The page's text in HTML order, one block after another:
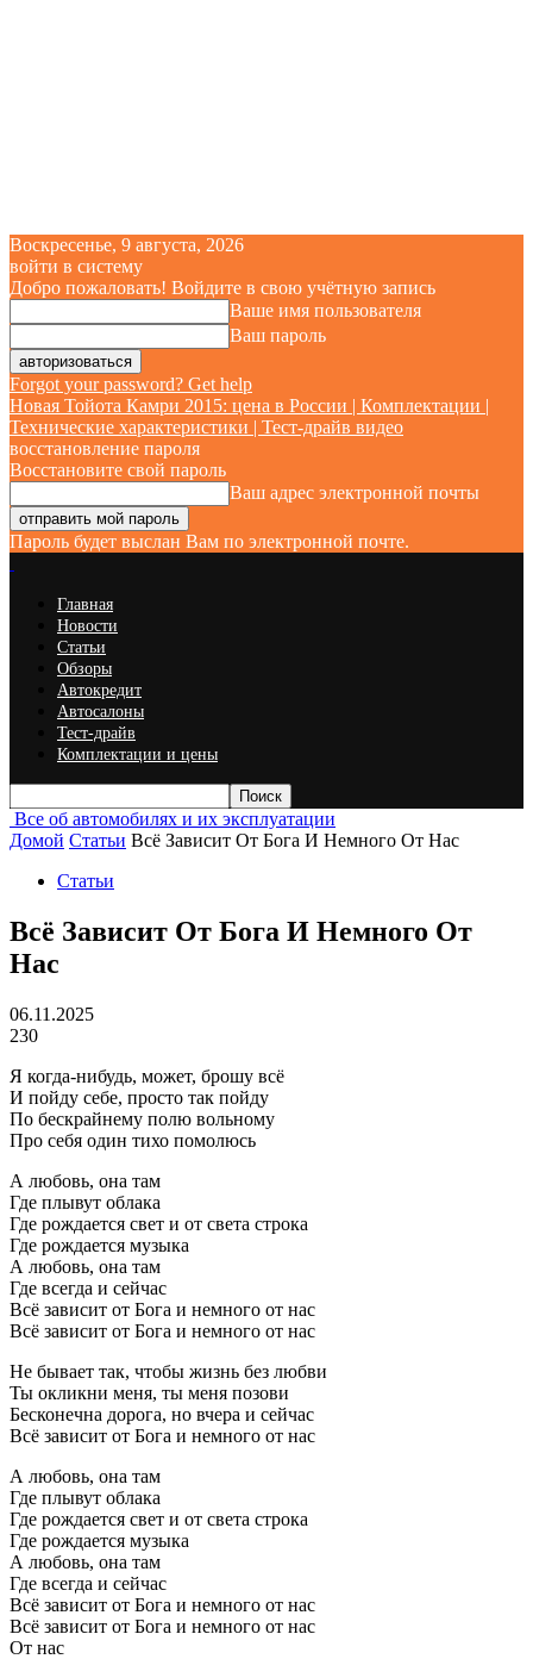
Воскресенье, 9 августа, 2026
войти в систему
Добро пожаловать! Войдите в свою учётную запись
Ваше имя пользователя
Ваш пароль
Forgot your password? Get help
Новая Тойота Камри 2015: цена в России | Комплектации |
Технические характеристики | Тест-драйв видео
восстановление пароля
Восстановите свой пароль
Ваш адрес электронной почты
Пароль будет выслан Вам по электронной почте.
Главная
Новости
Статьи
Обзоры
Автокредит
Автосалоны
Тест-драйв
Комплектации и цены
Все об автомобилях и их эксплуатации
Домой Статьи Всё Зависит От Бога И Немного От Нас
Статьи
Всё Зависит От Бога И Немного От
Нас
06.11.2025
230
Я когда-нибудь, может, брошу всё
И пойду себе, просто так пойду
По бескрайнему полю вольному
Про себя один тихо помолюсь
А любовь, она там
Где плывут облака
Где рождается свет и от света строка
Где рождается музыка
А любовь, она там
Где всегда и сейчас
Всё зависит от Бога и немного от нас
Всё зависит от Бога и немного от нас
Не бывает так, чтобы жизнь без любви
Ты окликни меня, ты меня позови
Бесконечна дорога, но вчера и сейчас
Всё зависит от Бога и немного от нас
А любовь, она там
Где плывут облака
Где рождается свет и от света строка
Где рождается музыка
А любовь, она там
Где всегда и сейчас
Всё зависит от Бога и немного от нас
Всё зависит от Бога и немного от нас
От нас